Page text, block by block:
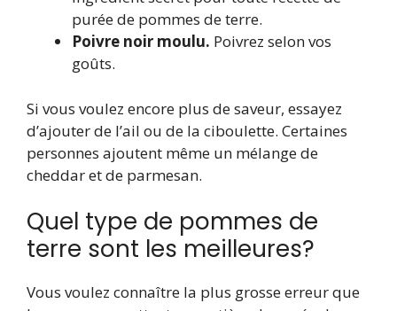
purée de pommes de terre.
Poivre noir moulu. Poivrez selon vos
goûts.
Si vous voulez encore plus de saveur, essayez
d’ajouter de l’ail ou de la ciboulette. Certaines
personnes ajoutent même un mélange de
cheddar et de parmesan.
Quel type de pommes de
terre sont les meilleures?
Vous voulez connaître la plus grosse erreur que